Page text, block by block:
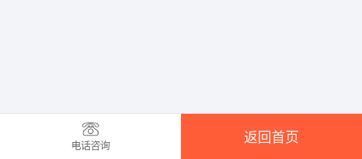
电话咨询
返回首页